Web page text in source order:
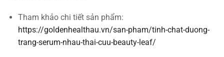
Tham khảo chi tiết sản phẩm:
https://goldenhealthau.vn/san-pham/tinh-chat-duong-
trang-serum-nhau-thai-cuu-beauty-leaf/